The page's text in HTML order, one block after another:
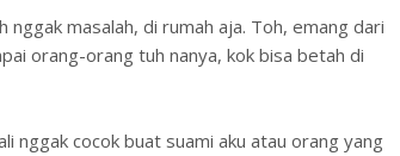
masalah, di rumah aja. Toh, emang dari
orang-orang tuh nanya, kok bisa betah di
nggak cocok buat suami aku atau orang yang